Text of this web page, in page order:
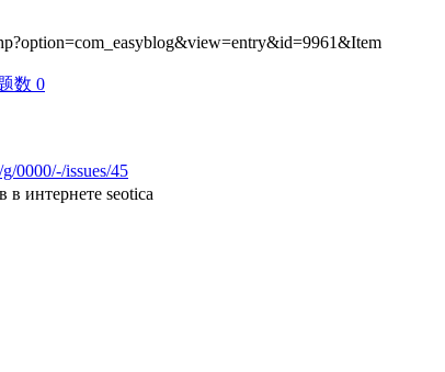
数 0
0000/-/issues/45
в интернете seotica